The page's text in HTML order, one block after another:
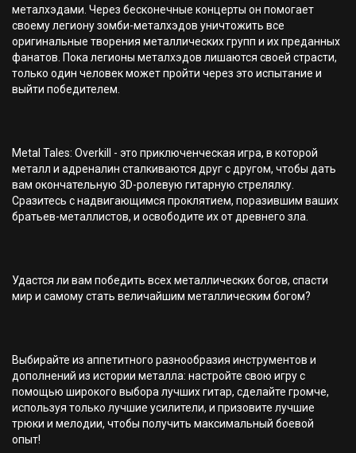
металхэдами. Через бесконечные концерты он помогает
своему легиону зомби-металхэдов уничтожить все
оригинальные творения металлических групп и их преданных
фанатов. Пока легионы металхэдов лишаются своей страсти,
только один человек может пройти через это испытание и
выйти победителем.
Metal Tales: Overkill - это приключенческая игра, в которой
металл и адреналин сталкиваются друг с другом, чтобы дать
вам окончательную 3D-ролевую гитарную стрелялку.
Сразитесь с надвигающимся проклятием, поразившим ваших
братьев-металлистов, и освободите их от древнего зла.
Удастся ли вам победить всех металлических богов, спасти
мир и самому стать величайшим металлическим богом?
Выбирайте из аппетитного разнообразия инструментов и
дополнений из истории металла: настройте свою игру с
помощью широкого выбора лучших гитар, сделайте громче,
используя только лучшие усилители, и призовите лучшие
трюки и мелодии, чтобы получить максимальный боевой
опыт!